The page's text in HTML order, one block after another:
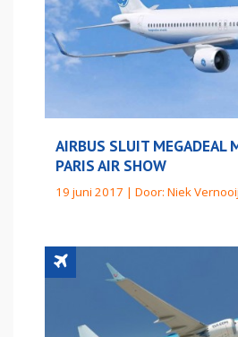
AIRBUS SLUIT MEGADEAL
PARIS AIR SHOW
19 juni 2017 | Door: Niek Vernooij